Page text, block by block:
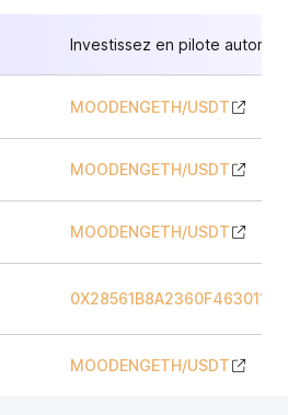
Investissez en pilote
MOODENGETH/USDT
MOODENGETH/USDT
MOODENGETH/USDT
MOODENGETH/USDT